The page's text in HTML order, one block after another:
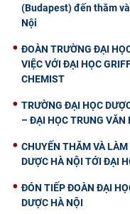
(Budapest) đến thăm
Nội
ĐOÀN TRƯỜNG ĐẠI
VIỆC VỚI ĐẠI HỌC
CHEMIST
TRƯỜNG ĐẠI HỌC
– ĐẠI HỌC TRUNG VĂN
CHUYẾN THĂM VÀ
DƯỢC HÀ NỘI TỚI ĐẠI
ĐÓN TIẾP ĐOÀN ĐẠI
DƯỢC HÀ NỘI